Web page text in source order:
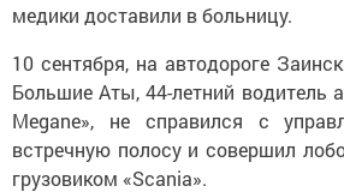
медики доставили в больницу.
10 сентября, на автодороге
Большие Аты, 44-летний водитель
Megane», не справился с
встречную полосу и совершил
грузовиком «Scania».